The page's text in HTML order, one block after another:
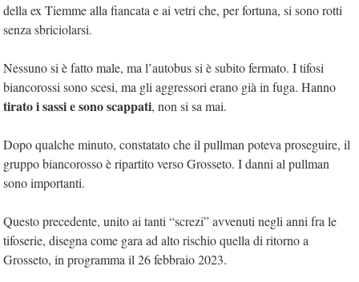
della ex Tiemme alla fiancata e ai vetri che, per fortuna, si sono rotti
senza sbriciolarsi.
Nessuno si è fatto male, ma l’autobus si è subito fermato. I tifosi
biancorossi sono scesi, ma gli aggressori erano già in fuga. Hanno
tirato i sassi e sono scappati, non si sa mai.
Dopo qualche minuto, constatato che il pullman poteva proseguire, il
gruppo biancorosso è ripartito verso Grosseto. I danni al pullman
sono importanti.
Questo precedente, unito ai tanti “screzi” avvenuti negli anni fra le
tifoserie, disegna come gara ad alto rischio quella di ritorno a
Grosseto, in programma il 26 febbraio 2023.